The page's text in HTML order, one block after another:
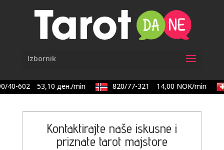
40-602 53,10 ден./min 820/77-321 14,00 NOK/min
Kontaktirajte naše iskusne i
priznate tarot majstore